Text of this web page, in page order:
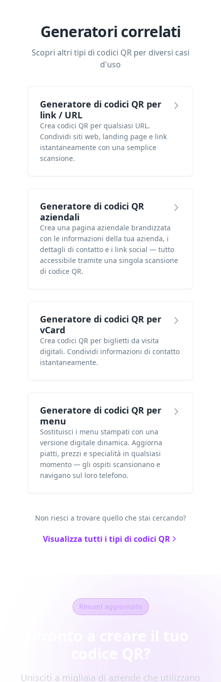
Generatori correlati
Scopri altri tipi di codici QR per diversi casi
d'uso
Generatore di codici QR per
link / URL
Crea codici QR per qualsiasi URL.
Condividi siti web, landing page e link
istantaneamente con una semplice
scansione.
Generatore di codici QR
aziendali
Crea una pagina aziendale brandizzata
con le informazioni della tua azienda, i
dettagli di contatto e i link social — tutto
accessibile tramite una singola scansione
di codice QR.
Generatore di codici QR per
vCard
Crea codici QR per biglietti da visita
digitali. Condividi informazioni di contatto
istantaneamente.
Generatore di codici QR per
menu
Sostituisci i menu stampati con una
versione digitale dinamica. Aggiorna
piatti, prezzi e specialità in qualsiasi
momento — gli ospiti scansionano e
navigano sul loro telefono.
Non riesci a trovare quello che stai cercando?
Visualizza tutti i tipi di codici QR
Rimani aggiornato
Unisciti a migliaia di aziende che utilizzano